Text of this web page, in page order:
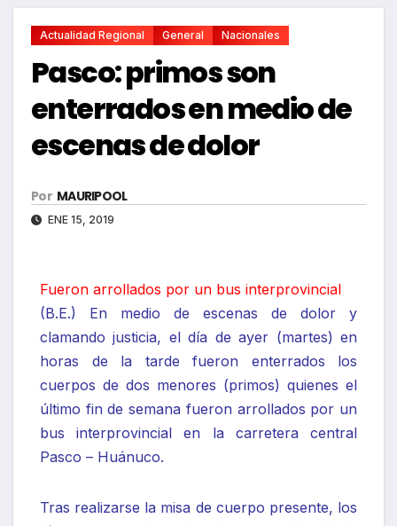
Actualidad Regional General Nacionales
Pasco: primos son
enterrados en medio de
escenas de dolor
Por MAURIPOOL
ENE 15, 2019
Fueron arrollados por un bus interprovincial
(B.E.) En medio de escenas de dolor y
clamando justicia, el día de ayer (martes) en
horas de la tarde fueron enterrados los
cuerpos de dos menores (primos) quienes el
último fin de semana fueron arrollados por un
bus interprovincial en la carretera central
Pasco – Huánuco.
Tras realizarse la misa de cuerpo presente, los